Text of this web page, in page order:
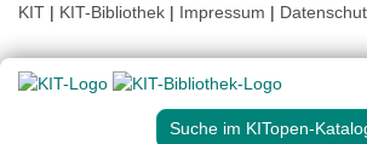
KIT | KIT-Bibliothek | Impressum |
Suche im KITopen-